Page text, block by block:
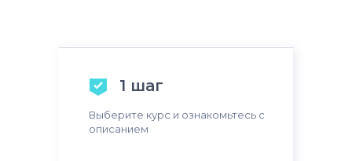
1 шаг
Выберите курс и ознакомьтесь с
описанием